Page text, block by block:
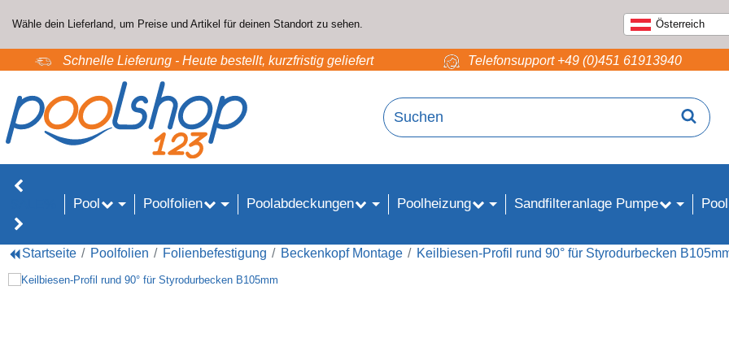
Wähle dein Lieferland, um Preise und Artikel für deinen Standort zu sehen. Österreich
Schnelle Lieferung - Heute bestellt, kurzfristig geliefert Telefonsupport +49 (0)451 61913940
Pool Poolfolien Poolabdeckungen Poolheizung Sandfilteranlage Pumpe
Startseite Poolfolien Folienbefestigung Beckenkopf Montage Keilbiesen-Profil rund 90° für Styrodurbecken